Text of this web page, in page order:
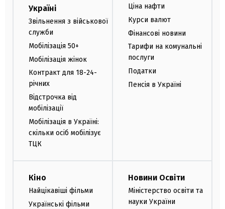
Україні
Звільнення з військової
служби
Мобілізація 50+
Мобілізація жінок
Контракт для 18-24-
річних
Відстрочка від
мобілізації
Мобілізація в Україні:
скільки осіб мобілізує
ТЦК
Ціна нафти
Курси валют
Фінансові новини
Тарифи на комунальні
послуги
Податки
Пенсія в Україні
Кіно
Найцікавіші фільми
Українські фільми
Новини Освіти
Міністерство освіти та
науки України